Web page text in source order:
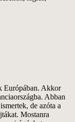
Európában. Akkor
Abban
de azóta a
Mostanra